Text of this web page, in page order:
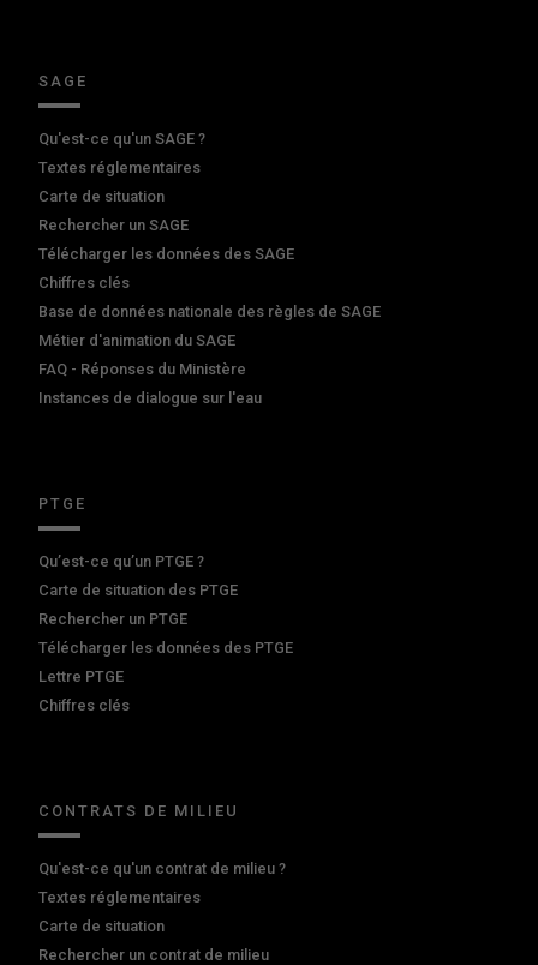
SAGE
Qu'est-ce qu'un SAGE ?
Textes réglementaires
Carte de situation
Rechercher un SAGE
Télécharger les données des SAGE
Chiffres clés
Base de données nationale des règles de SAGE
Métier d'animation du SAGE
FAQ - Réponses du Ministère
Instances de dialogue sur l'eau
PTGE
Qu’est-ce qu’un PTGE ?
Carte de situation des PTGE
Rechercher un PTGE
Télécharger les données des PTGE
Lettre PTGE
Chiffres clés
CONTRATS DE MILIEU
Qu'est-ce qu'un contrat de milieu ?
Textes réglementaires
Carte de situation
Rechercher un contrat de milieu